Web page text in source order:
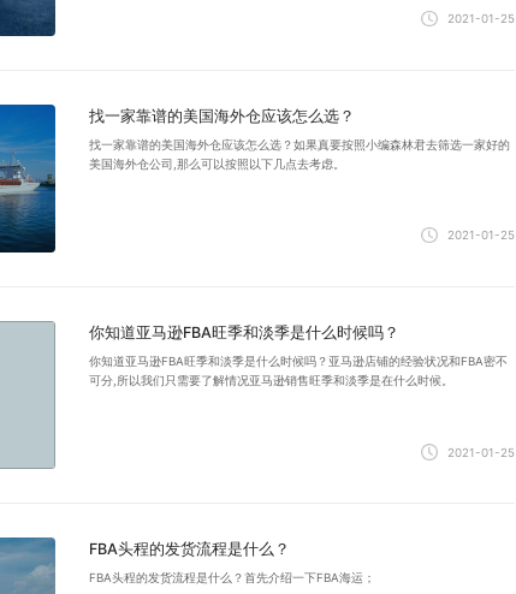
2021-01-25
找一家靠谱的美国海外仓应该怎么选？
找一家靠谱的美国海外仓应该怎么选？如果真要按照小编森林君去筛选一家好的
美国海外仓公司,那么可以按照以下几点去考虑。
2021-01-25
你知道亚马逊FBA旺季和淡季是什么时候吗？
你知道亚马逊FBA旺季和淡季是什么时候吗？亚马逊店铺的经验状况和FBA密不
可分,所以我们只需要了解情况亚马逊销售旺季和淡季是在什么时候。
2021-01-25
FBA头程的发货流程是什么？
FBA头程的发货流程是什么？首先介绍一下FBA海运；